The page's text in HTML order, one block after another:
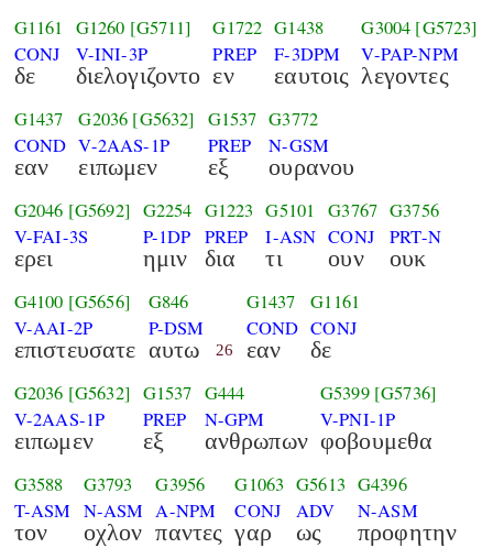
G1161
CONJ
δε
G1260 [G5711]
V-INI-3P
διελογιζοντο
G1722
PREP
εν
G1438
F-3DPM
εαυτοις
G3004 [G5723]
V-PAP-NPM
λεγοντες
G1437
COND
εαν
G2036 [G5632]
V-2AAS-1P
ειπωμεν
G1537
PREP
εξ
G3772
N-GSM
ουρανου
G2046 [G5692]
V-FAI-3S
ερει
G2254
P-1DP
ημιν
G1223
PREP
δια
G5101
I-ASN
τι
G3767
CONJ
ουν
G3756
PRT-N
ουκ
G4100 [G5656]
V-AAI-2P
επιστευσατε
G846
P-DSM
αυτω 26
G1437
COND
εαν
G1161
CONJ
δε
G2036 [G5632]
V-2AAS-1P
ειπωμεν
G1537
PREP
εξ
G444
N-GPM
ανθρωπων
G5399 [G5736]
V-PNI-1P
φοβουμεθα
G3588
T-ASM
τον
G3793
N-ASM
οχλον
G3956
A-NPM
παντες
G1063
CONJ
γαρ
G5613
ADV
ως
G4396
N-ASM
προφητην